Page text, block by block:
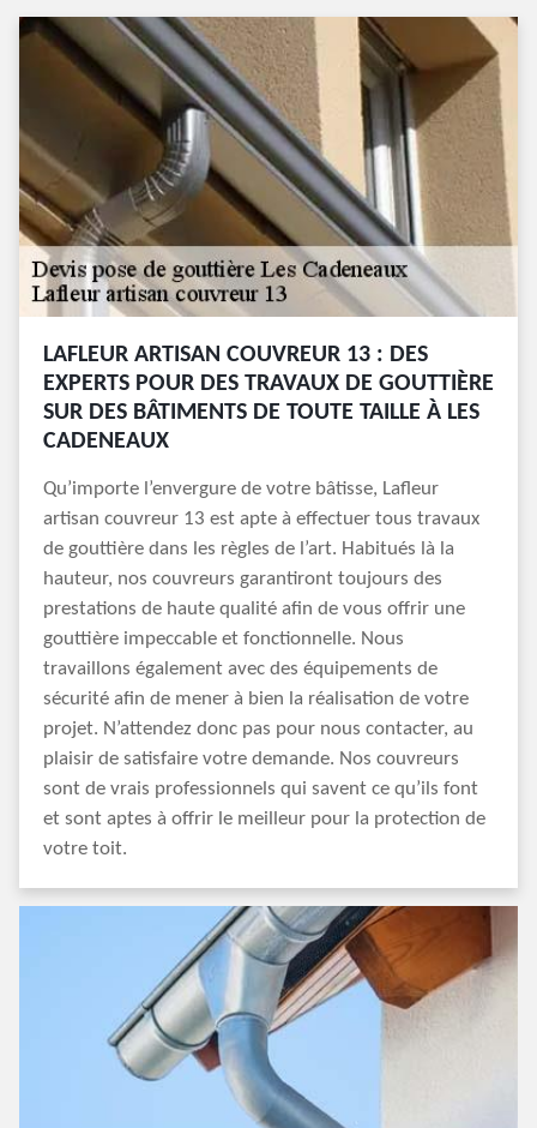
LAFLEUR ARTISAN COUVREUR 13 : DES
EXPERTS POUR DES TRAVAUX DE GOUTTIÈRE
SUR DES BÂTIMENTS DE TOUTE TAILLE À LES
CADENEAUX
Qu’importe l’envergure de votre bâtisse, Lafleur
artisan couvreur 13 est apte à effectuer tous travaux
de gouttière dans les règles de l’art. Habitués là la
hauteur, nos couvreurs garantiront toujours des
prestations de haute qualité afin de vous offrir une
gouttière impeccable et fonctionnelle. Nous
travaillons également avec des équipements de
sécurité afin de mener à bien la réalisation de votre
projet. N’attendez donc pas pour nous contacter, au
plaisir de satisfaire votre demande. Nos couvreurs
sont de vrais professionnels qui savent ce qu’ils font
et sont aptes à offrir le meilleur pour la protection de
votre toit.